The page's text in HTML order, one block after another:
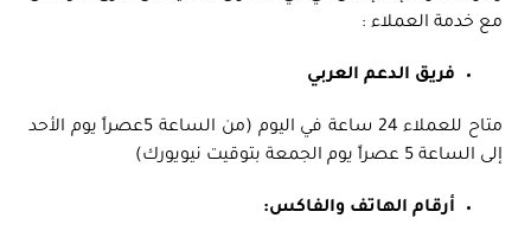
مع خدمة العملاء :
فريق الدعم العربي
متاح للعملاء 24 ساعة في اليوم (من الساعة 5عصراً يوم الأحد
إلى الساعة 5 عصراً يوم الجمعة بتوقيت نيويورك)
أرقام الهاتف والفاكس: